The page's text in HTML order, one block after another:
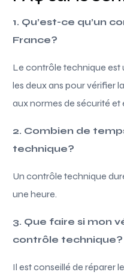
1. Qu’est-ce qu’un
France?
Le contrôle technique est
les deux ans pour vérifier
aux normes de sécurité
2. Combien de
technique?
Un contrôle technique
une heure.
3. Que faire si mon
contrôle technique?
Il est conseillé de réparer